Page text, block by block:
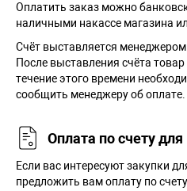
Оплатить заказ можно
наличными накассе магазина
Cчёт выставляется
После выставления счёта
течение этого времени
сообщить менеджеру об оплате.
Оплата по счету
Если вас интересуют закупки
предложить вам оплату по